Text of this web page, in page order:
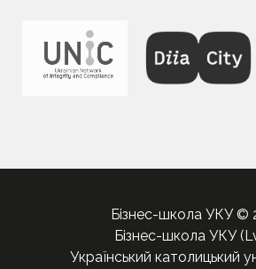
Бізнес-школа УКУ ©
Бізнес-школа УКУ
Український католицький